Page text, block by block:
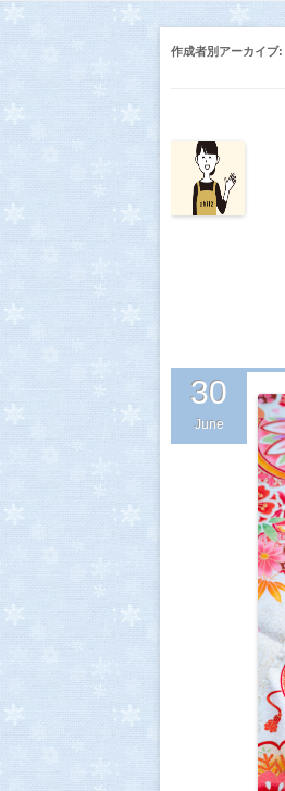
作成者別アーカイブ:
30
June